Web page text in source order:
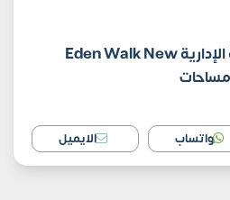
مول ايدن ووك العاصمة الإدارية Eden Walk New
واتساب الايميل